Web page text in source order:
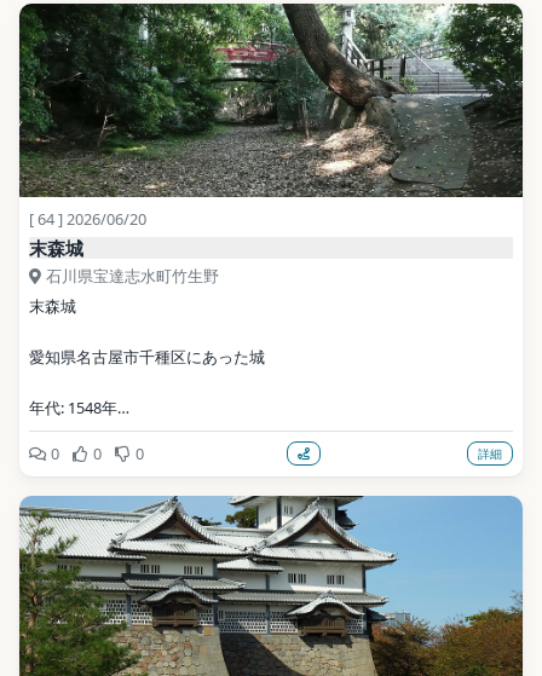
[ 64 ] 2026/06/20
末森城
石川県宝達志水町竹生野
末森城
愛知県名古屋市千種区にあった城
年代: 1548年
写真: 上条ジョー / CC BY-SA 3.0（Wikimedia Commons）
地点データ: Wikidata (CC0)
0 0 0 詳細